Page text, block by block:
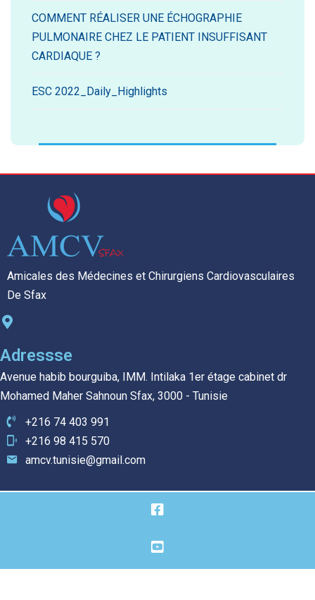
COMMENT RÉALISER UNE ÉCHOGRAPHIE
PULMONAIRE CHEZ LE PATIENT INSUFFISANT
CARDIAQUE ?
ESC 2022_Daily_Highlights
Amicales des Médecines et Chirurgiens Cardiovasculaires
De Sfax
Adressse
Avenue habib bourguiba, IMM. Intilaka 1er étage cabinet dr
Mohamed Maher Sahnoun Sfax, 3000 - Tunisie
+216 74 403 991
+216 98 415 570
amcv.tunisie@gmail.com